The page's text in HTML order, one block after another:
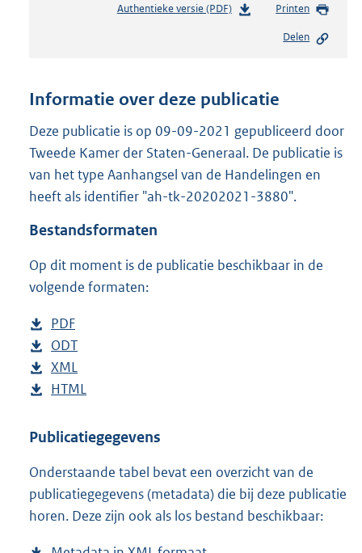
Authentieke versie (PDF)b
n
s
r
o
o
:
Printen
Delen
Informatie over deze publicatie
Deze publicatie is op 09-09-2021 gepubliceerd door
Tweede Kamer der Staten-Generaal. De publicatie is
van het type Aanhangsel van de Handelingen en
heeft als identifier "ah-tk-20202021-3880".
Bestandsformaten
Op dit moment is de publicatie beschikbaar in de
volgende formaten:
D
o
w
n
o
d
p
u
PDF
e
s
t
n
s
g
r
D
o
w
l
a
d
p
ODT
s
a
d
s
g
D
o
n
o
a
d
XML
e
t
n
d
s
D
w
l
o
a
HTML
s
a
n
d
Publicatiegegevens
Onderstaande tabel bevat een overzicht van de
publicatiegegevens (metadata) die bij deze publicatie
horen. Deze zijn ook als los bestand beschikbaar: